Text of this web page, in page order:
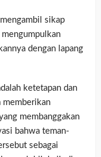
sikap
dengan lapang
ketetapan dan
memberikan
membanggakan
bahwa teman-
sebagai